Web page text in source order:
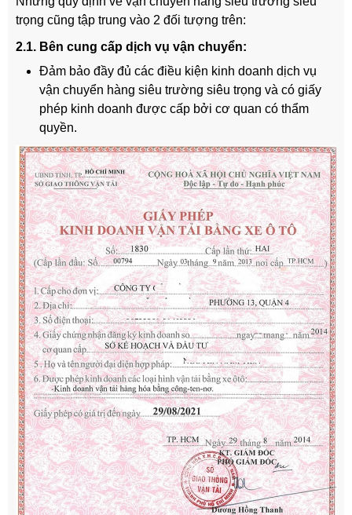
trọng cũng tập trung vào 2 đối tượng trên:
2.1. Bên cung cấp dịch vụ vận chuyển:
Đảm bảo đầy đủ các điều kiện kinh doanh dịch vụ
vận chuyển hàng siêu trường siêu trọng và có giấy
phép kinh doanh được cấp bởi cơ quan có thẩm
quyền.